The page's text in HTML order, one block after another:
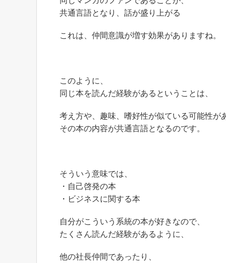
共通言語となり、話が盛り上がる
これは、仲間意識が増す効果がありますね。
このように、
同じ本を読んだ経験があるということは、
考え方や、趣味、嗜好性が似ている可能性が
その本の内容が共通言語となるのです。
そういう意味では、
・自己啓発の本
・ビジネスに関する本
自分がこういう系統の本が好きなので、
たくさん読んだ経験があるように、
他の社長仲間であったり、